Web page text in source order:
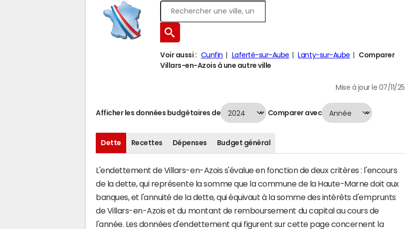
Voir aussi : Cunfin Laferté-sur-Aube Lanty-sur-Aube
Comparer
Villars-en-Azois à une autre ville
Mise à jour le 07/11/25
Afficher les données budgétaires de Comparer avec
Dette Recettes Dépenses Budget général
L'endettement de Villars-en-Azois s'évalue en fonction de deux critères : l'encours
de la dette, qui représente la somme que la commune de la Haute-Marne doit aux
banques, et l'annuité de la dette, qui équivaut à la somme des intérêts d'emprunts
de Villars-en-Azois et du montant de remboursement du capital au cours de
l'année. Les données d'endettement qui figurent sur cette page concernent la